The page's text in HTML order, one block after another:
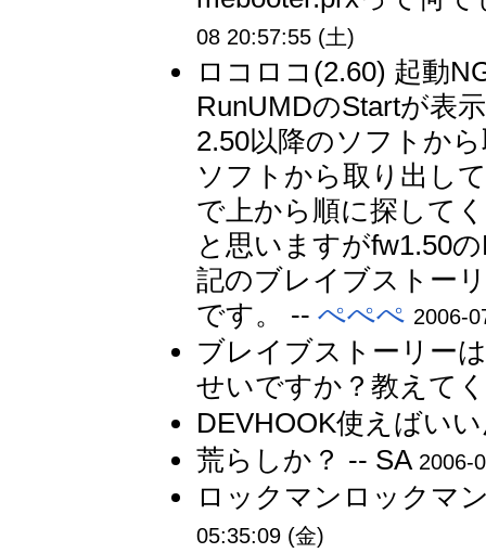
08 20:57:55 (土)
ロコロコ(2.60) 起動
RunUMDのStartが表
2.50以降のソフトか
ソフトから取り出し
で上から順に探して
と思いますがfw1.50
記のブレイブストー
です。 --ぺぺぺ 2006-
ブレイブストーリー
せいですか？教えて
DEVHOOK使えばい
荒らしか？ -- SA 2006-
ロックマンロックマ
05:35:09 (金)